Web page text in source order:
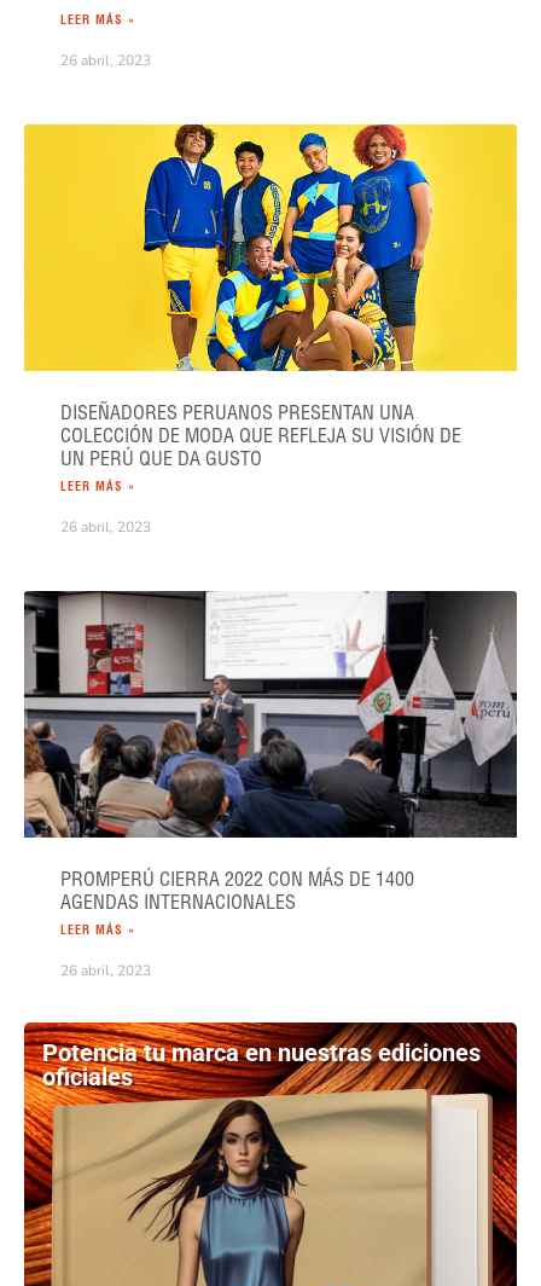
LEER MÁS »
26 abril, 2023
DISEÑADORES PERUANOS PRESENTAN UNA
COLECCIÓN DE MODA QUE REFLEJA SU VISIÓN DE
UN PERÚ QUE DA GUSTO
LEER MÁS »
26 abril, 2023
PROMPERÚ CIERRA 2022 CON MÁS DE 1400
AGENDAS INTERNACIONALES
LEER MÁS »
26 abril, 2023
Potencia tu marca en nuestras ediciones
oficiales